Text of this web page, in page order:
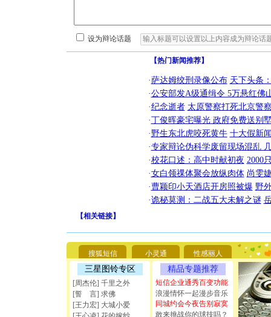
设为辩论话题
【热门新闻推荐】
·萨达姆绞刑录像公布 天下头条
·公安部发A级通缉令 5万悬红佛
·纪念逝者 太原警察打死北京警
·丁俊晖豪宅曝光 政府免费送别
·野生东北虎咬死黄牛 十大假新
·专家辩论伪科学废留现场混乱
·校花口述：高中时献初夜 2000
·女白领祼体聚会放纵肉体 尚雯
·曹颖印小天酒店开房照被爆 野
·诡秘莫测：二战五大未解之谜
【相关链接】
搜狐短信 小灵通 性感丽人
三星图铃专区
[周杰伦] 千里之外
[誓 言] 求佛
[王力宏] 大城小爱
精品专题推荐
短信企业通秀百变功能
浪漫情怀一起漫步音乐
同城约会今夜告别寂寞
敢来挑战你的球技吗？
要平安！
[圣诞节]
能正大光
天都要快
[圣诞节]
如意,快
[元旦]看